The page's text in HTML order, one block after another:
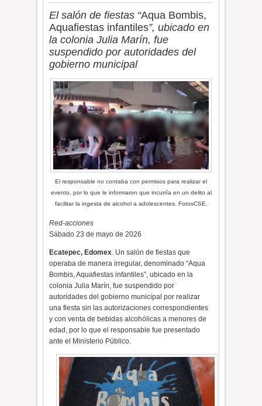
El salón de fiestas “Aqua Bombis,
Aquafiestas infantiles”, ubicado en
la colonia Julia Marín, fue
suspendido por autoridades del
gobierno municipal
El responsable no contaba con permisos para realizar el
evento, por lo que le informaron que incurría en un delito al
facilitar la ingesta de alcohol a adolescentes. FotosCSE.
Red-acciones
Sábado 23 de mayo de 2026
Ecatepec, Edomex. Un salón de fiestas que
operaba de manera irregular, denominado “Aqua
Bombis, Aquafiestas infantiles”, ubicado en la
colonia Julia Marín, fue suspendido por
autoridades del gobierno municipal por realizar
una fiesta sin las autorizaciones correspondientes
y con venta de bebidas alcohólicas a menores de
edad, por lo que el responsable fue presentado
ante el Ministerio Público.